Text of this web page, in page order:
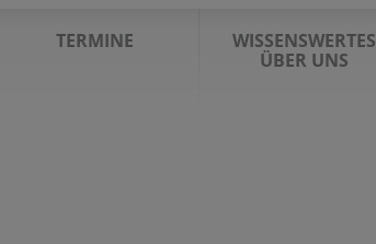
TERMINE
WISSENSWERTES
ÜBER UNS